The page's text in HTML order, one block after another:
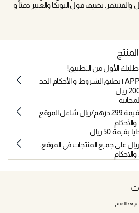
يضيف فول التونكا والعتبر دفئاً و
استخدم الكود: APP | تطبق الشروط و الأحكام. الحد
عند التسووق بقيمة 299 درهم/ريال شامل الموقع.
50 ريال
عند إنفاق 699 ريال على جميع المنتجات في الموقع.
هذا المنتج